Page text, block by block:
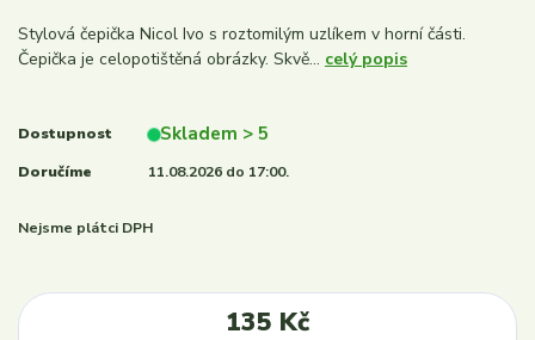
Stylová čepička Nicol Ivo s roztomilým uzlíkem v horní části.
Čepička je celopotištěná obrázky. Skvě... celý popis
Dostupnost Skladem > 5
Doručíme 11.08.2026 do 17:00.
Nejsme plátci DPH
135 Kč